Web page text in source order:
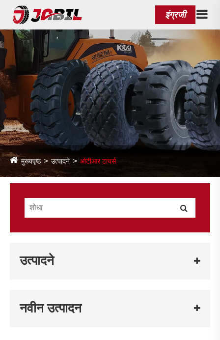
इंग्रजी
मुख्यपृष्ठ उत्पादने ओटीआर टायर्स
उत्पादने
नवीन उत्पादन